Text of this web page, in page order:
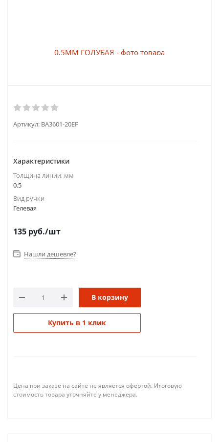
Артикул: BA3601-20EF
Характеристики
Толщина линии, мм
0.5
Вид ручки
Гелевая
135 руб./шт
Нашли дешевле?
В корзину
Купить в 1 клик
Цена при заказе на сайте не является офертой. Итоговую
стоимость товара уточняйте у менеджера.